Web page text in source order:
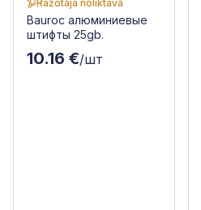
Ražotāja noliktavā
Bauroc алюминиевые
штифты 25gb.
10.16 €/шт